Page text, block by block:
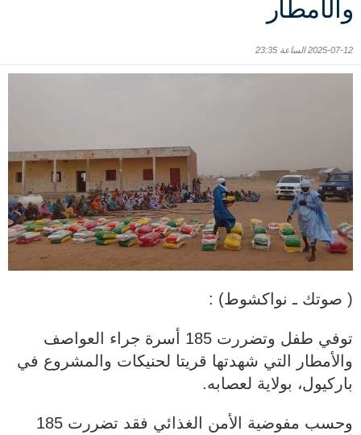
والأمطار
2025-07-12 الساعة 23:35
( صوتك ـ نواكشوط) :
توفي طفل وتضررت 185 أسرة جراء العواصف
والأمطار التي شهدتها قريتا لحنيكات والمشروع في
باركيول، بولاية لعصابه.
وحسب مفوضية الأمن الغذائي فقد تضررت 185